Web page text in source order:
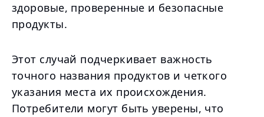
здоровые, проверенные и безопасные
продукты.
Этот случай подчеркивает важность
точного названия продуктов и четкого
указания места их происхождения.
Потребители могут быть уверены, что